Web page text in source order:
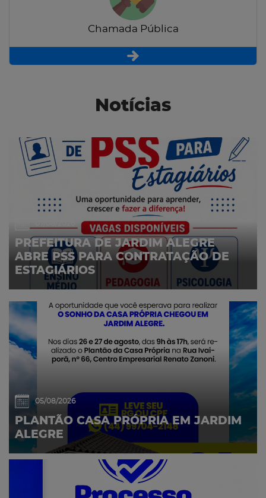
Chamada Pública
Notícias
PREFEITURA DE JARDIM ALEGRE
ABRE PSS PARA CONTRATAÇÃO DE
ESTAGIÁRIOS
05/08/2026
PLANTÃO CASA PRÓPRIA EM JARDIM
ALEGRE